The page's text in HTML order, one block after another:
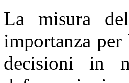
La misura
importanza
decisioni in